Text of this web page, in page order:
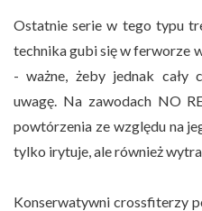
Ostatnie serie w tego typu
technika gubi się w ferworze
- ważne, żeby jednak cały
uwagę. Na zawodach NO
powtórzenia ze względu na
tylko irytuje, ale również
Konserwatywni crossfiterzy